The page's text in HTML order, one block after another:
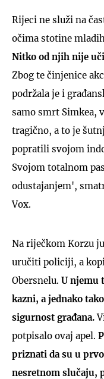
Rijeci ne služi na
očima stotine
Nitko od njih nije
Zbog te činjenice
podržala je i
samo smrt Simkea,
tragično, a to je
popratili svojom
Svojom totalnom
odustajanjem',
Vox.
Na riječkom Korzu
uručiti policiji, a
Obersnelu. U njemu
kazni, a jednako
sigurnost građana.
potpisalo ovaj apel.
priznati da su u
nesretnom slučaju,